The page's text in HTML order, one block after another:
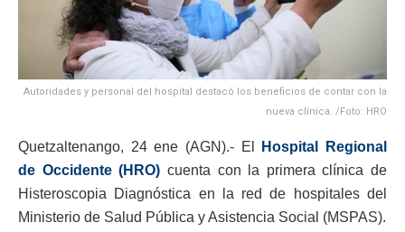
Autoridades y personal del hospital destacó los beneficios de contar con la
nueva clínica. /Foto: HRO
Quetzaltenango, 24 ene (AGN).- El
Hospital Regional
de Occidente (HRO) cuenta con la primera clínica de
Histeroscopia Diagnóstica en la red de hospitales del
Ministerio de Salud Pública y Asistencia Social (MSPAS).